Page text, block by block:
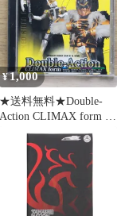
¥1,000
★送料無料★Double-
Action CLIMAX form ジ
ャケットC(キンタロス)
(DVD付)/■モモタロ
ス・ウラタロス・キン
タロス・リュウタロ
ス・デネブ/
【4988064268337/AVCA